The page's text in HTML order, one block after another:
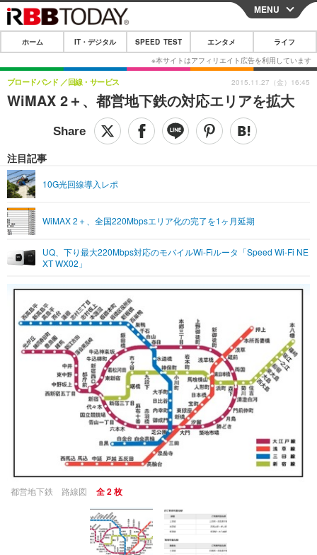
CLOSE
ホーム
IT・デジタル
IT・デジタルTOP スマートフォン
ネタ ガジェット・ツール
SPEED TEST
エンタメ
音楽 スポーツ
グラビア ブログ
ライフ
ペット ショッピング
その他
リリース一覧
プッシュ通知の停止方法
MENU
ホーム IT・デジタル SPEED TEST エンタメ ライフ
WiMAX 2＋、都営地下鉄の対応エリアを拡大
ブロードバンド 回線・サービス
注目記事
10G光回線導入レポ
WiMAX 2＋、全国220Mbpsエリア化の完了を1ヶ月延期
UQ、下り最大220Mbps対応のモバイルWi-Fiルータ「Speed Wi-Fi NE
XT WX02」
2015.11.27（金）16:45
都営地下鉄 路線図 全 2 枚